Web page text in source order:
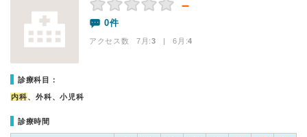
－
0件
アクセス数 7月:3 | 6月:4
診療科目：
内科、外科、小児科
診療時間